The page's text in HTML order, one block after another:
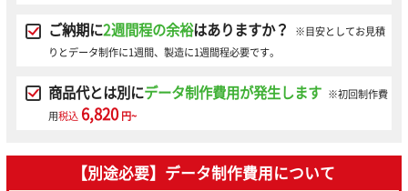
ご納期に2週間程の余裕はありますか？
※目安としてお見積
りとデータ制作に1週間、製造に1週間程必要です。
商品代とは別にデータ制作費用が発生します ※初回制作費
用税込 6,820 円~
【別途必要】データ制作費用について